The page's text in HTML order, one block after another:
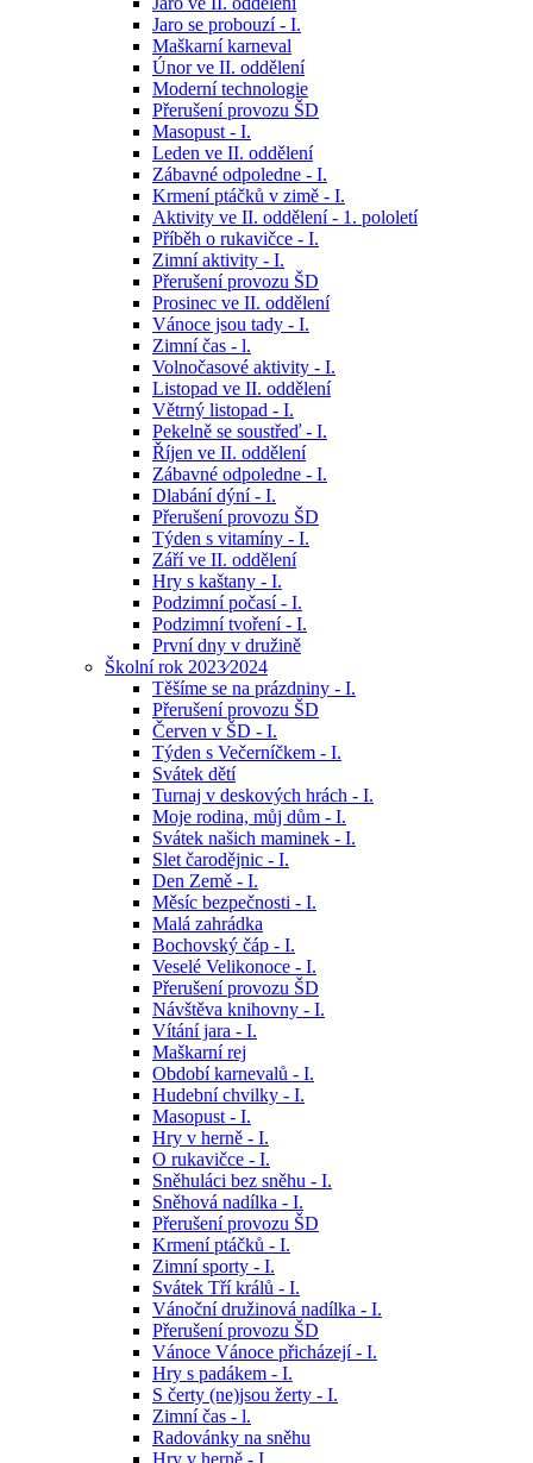
Jaro se probouzí - I.
Maškarní karneval
Únor ve II. oddělení
Moderní technologie
Přerušení provozu ŠD
Masopust - I.
Leden ve II. oddělení
Zábavné odpoledne - I.
Krmení ptáčků v zimě - I.
Aktivity ve II. oddělení - 1. pololetí
Příběh o rukavičce - I.
Zimní aktivity - I.
Přerušení provozu ŠD
Prosinec ve II. oddělení
Vánoce jsou tady - I.
Zimní čas - l.
Volnočasové aktivity - I.
Listopad ve II. oddělení
Větrný listopad - I.
Pekelně se soustřeď - I.
Říjen ve II. oddělení
Zábavné odpoledne - I.
Dlabání dýní - I.
Přerušení provozu ŠD
Týden s vitamíny - I.
Září ve II. oddělení
Hry s kaštany - I.
Podzimní počasí - I.
Podzimní tvoření - I.
První dny v družině
Školní rok 2023⁄2024
Těšíme se na prázdniny - I.
Přerušení provozu ŠD
Červen v ŠD - I.
Týden s Večerníčkem - I.
Svátek dětí
Turnaj v deskových hrách - I.
Moje rodina, můj dům - I.
Svátek našich maminek - I.
Slet čarodějnic - I.
Den Země - I.
Měsíc bezpečnosti - I.
Malá zahrádka
Bochovský čáp - I.
Veselé Velikonoce - I.
Přerušení provozu ŠD
Návštěva knihovny - I.
Vítání jara - I.
Maškarní rej
Období karnevalů - I.
Hudební chvilky - I.
Masopust - I.
Hry v herně - I.
O rukavičce - I.
Sněhuláci bez sněhu - I.
Sněhová nadílka - I.
Přerušení provozu ŠD
Krmení ptáčků - I.
Zimní sporty - I.
Svátek Tří králů - I.
Vánoční družinová nadílka - I.
Přerušení provozu ŠD
Vánoce Vánoce přicházejí - I.
Hry s padákem - I.
S čerty (ne)jsou žerty - I.
Zimní čas - l.
Radovánky na sněhu
Hry v herně - I.